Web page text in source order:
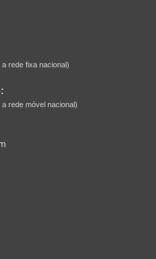
rede fixa nacional)
rede móvel nacional)